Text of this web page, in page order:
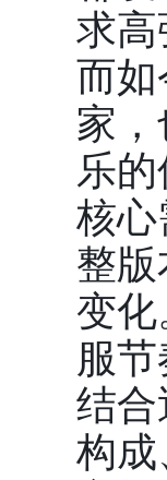
求
而
家
乐
核
整
变
服
结
构